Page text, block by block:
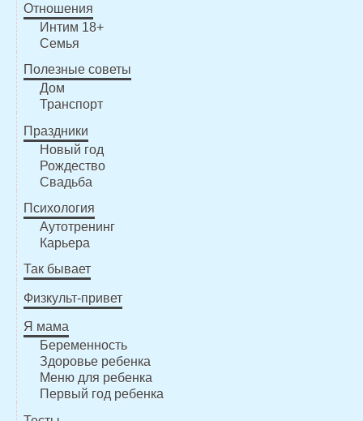
Отношения
Интим 18+
Семья
Полезные советы
Дом
Транспорт
Праздники
Новый год
Рождество
Свадьба
Психология
Аутотренинг
Карьера
Так бывает
Физкульт-привет
Я мама
Беременность
Здоровье ребенка
Меню для ребенка
Первый год ребенка